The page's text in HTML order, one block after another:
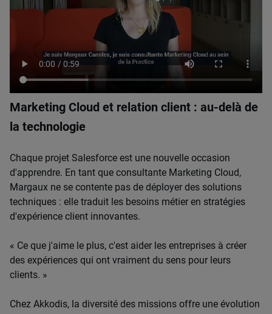
Marketing Cloud et relation client : au-delà de
la technologie
Chaque projet Salesforce est une nouvelle occasion
d'apprendre. En tant que consultante Marketing Cloud,
Margaux ne se contente pas de déployer des solutions
techniques : elle traduit les besoins métier en stratégies
d'expérience client innovantes.
« Ce que j'aime le plus, c'est aider les entreprises à créer
des expériences qui ont vraiment du sens pour leurs
clients. »
Chez Akkodis, la diversité des missions offre une évolution